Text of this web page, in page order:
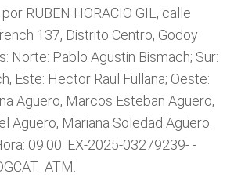
RUBEN HORACIO GIL, calle
137, Distrito Centro, Godoy
Norte: Pablo Agustin Bismach; Sur:
Este: Hector Raul Fullana; Oeste:
Agüero, Marcos Esteban Agüero,
Agüero, Mariana Soledad Agüero.
09:00. EX-2025-03279239- -